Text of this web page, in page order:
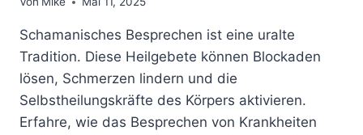
Schamanisches Besprechen ist eine uralte
Tradition. Diese Heilgebete können Blockaden
lösen, Schmerzen lindern und die
Selbstheilungskräfte des Körpers aktivieren.
Erfahre, wie das Besprechen von Krankheiten